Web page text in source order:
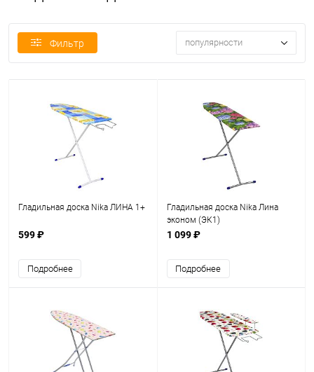
Фильтр популярности
Гладильная доска Nika ЛИНА 1+
599 ₽
Подробнее
Гладильная доска Nika Лина
эконом (ЭК1)
1 099 ₽
Подробнее